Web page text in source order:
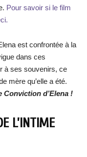
Pour savoir si le film
est confrontée à la
dans ces
à ses souvenirs, ce
mère qu’elle a été.
Conviction d’Elena !
L’INTIME